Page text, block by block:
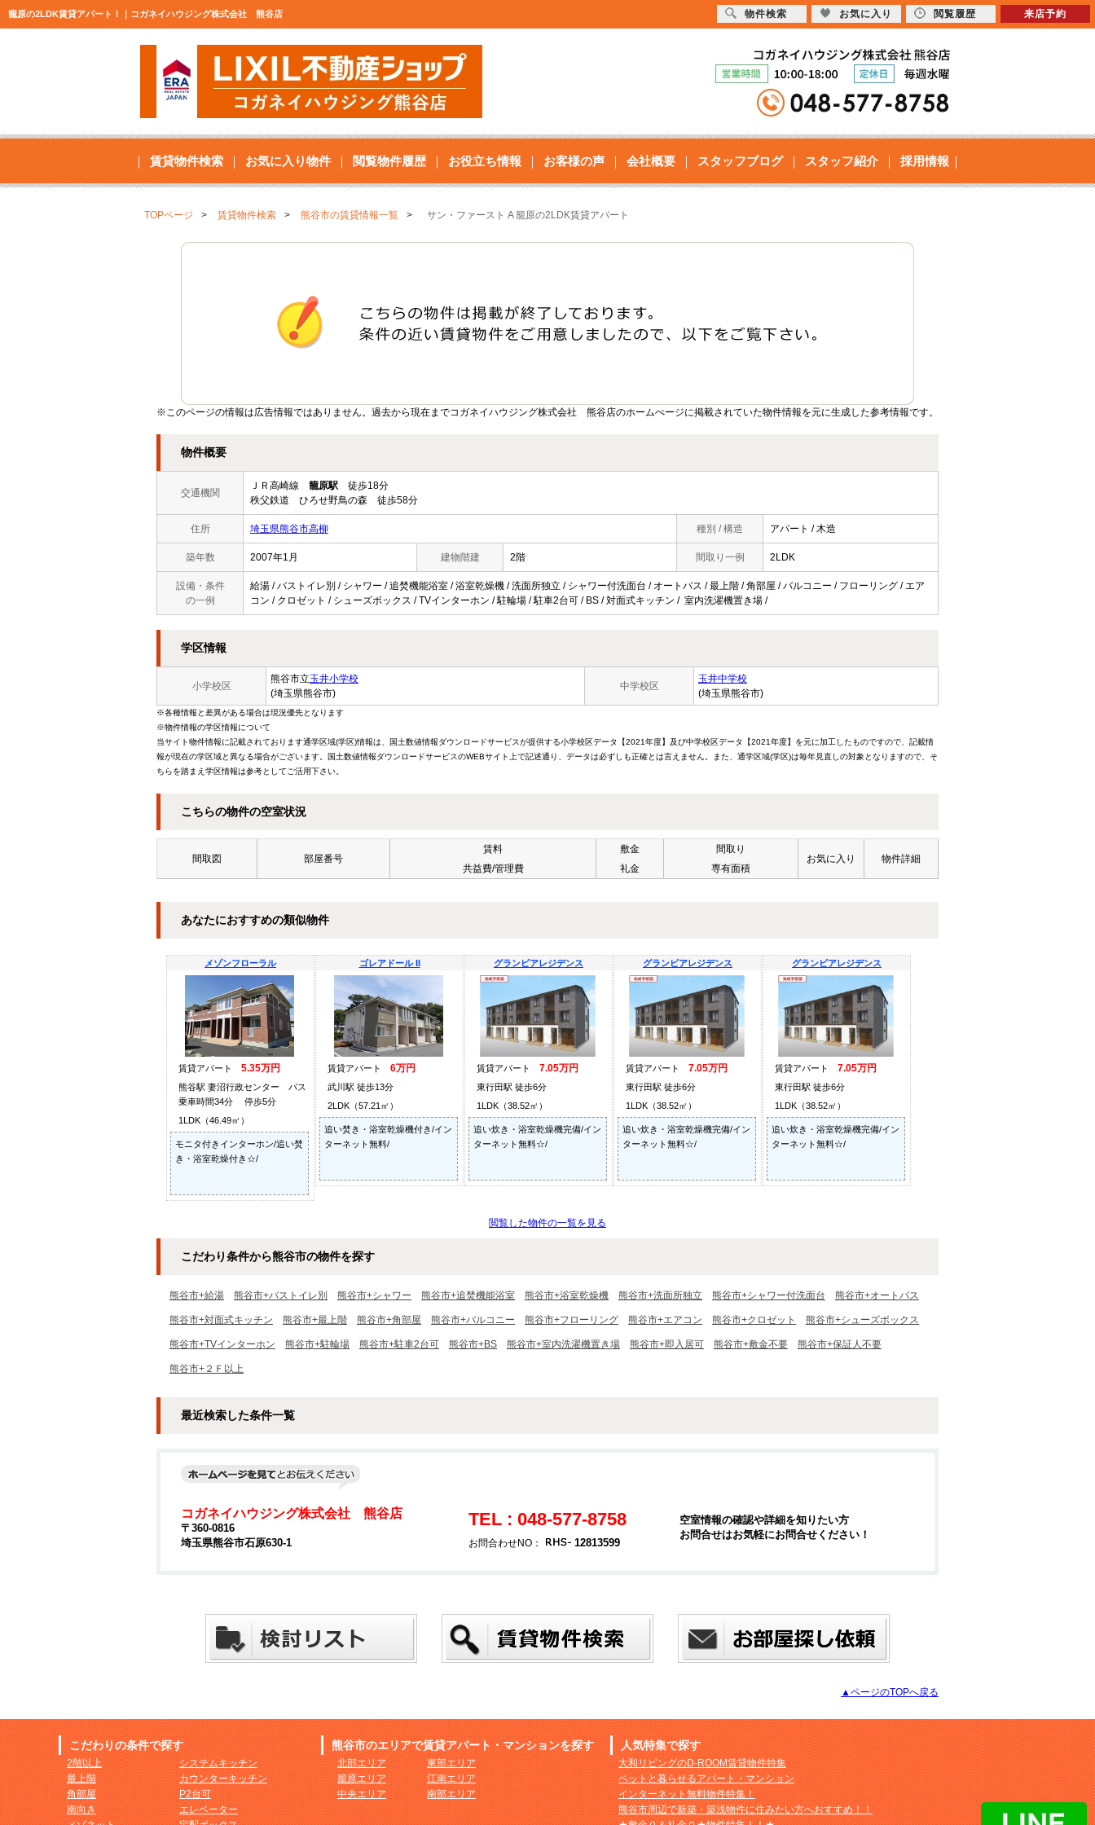
籠原の2LDK賃貸アパート！｜コガネイハウジング株式会社 熊谷店
賃貸物件検索 お気に入り物件 閲覧物件履歴 お役立ち情報 お客様の声 会社概要 スタッフブログ スタッフ紹介 採用情報
TOPページ 賃貸物件検索 熊谷市の賃貸情報一覧 サン・ファースト A 籠原の2LDK賃貸アパート
※このページの情報は広告情報ではありません。過去から現在までコガネイハウジング株式会社 熊谷店のホームぺージに掲載されていた物件情報を元に生成した参考情報です。
物件概要
交通機関
ＪＲ高崎線 籠原駅 徒歩18分
秩父鉄道 ひろせ野鳥の森 徒歩58分
住所 埼玉県熊谷市高柳 種別 / 構造 アパート / 木造
築年数 2007年1月 建物階建 2階 間取り一例 2LDK
設備・条件
の一例
給湯 / バストイレ別 / シャワー / 追焚機能浴室 / 浴室乾燥機 / 洗面所独立 / シャワー付洗面台 / オートバス / 最上階 / 角部屋 / バルコニー / フローリング / エア
コン / クロゼット / シューズボックス / TVインターホン / 駐輪場 / 駐車2台可 / BS / 対面式キッチン / 室内洗濯機置き場 /
学区情報
小学校区
熊谷市立玉井小学校
(埼玉県熊谷市)
中学校区
玉井中学校
(埼玉県熊谷市)
※各種情報と差異がある場合は現況優先となります
※物件情報の学区情報について
当サイト物件情報に記載されております通学区域(学区)情報は、国土数値情報ダウンロードサービスが提供する小学校区データ【2021年度】及び中学校区データ【2021年度】を元に加工したものですので、記載情
報が現在の学区域と異なる場合がございます。国土数値情報ダウンロードサービスのWEBサイト上で記述通り、データは必ずしも正確とは言えません。また、通学区域(学区)は毎年見直しの対象となりますので、そ
ちらを踏まえ学区情報は参考としてご活用下さい。
こちらの物件の空室状況
間取図 部屋番号
賃料
共益費/管理費
敷金
礼金
間取り
専有面積
お気に入り 物件詳細
あなたにおすすめの類似物件
メゾンフローラル
賃貸アパート 5.35万円
熊谷駅 妻沼行政センター バス
乗車時間34分 停歩5分
1LDK（46.49㎡）
モニタ付きインターホン/追い焚
き・浴室乾燥付き☆/
ゴレアドール II
賃貸アパート 6万円
武川駅 徒歩13分
2LDK（57.21㎡）
追い焚き・浴室乾燥機付き/イン
ターネット無料/
グランビアレジデンス
賃貸アパート 7.05万円
東行田駅 徒歩6分
1LDK（38.52㎡）
追い炊き・浴室乾燥機完備/イン
ターネット無料☆/
グランビアレジデンス
賃貸アパート 7.05万円
東行田駅 徒歩6分
1LDK（38.52㎡）
追い炊き・浴室乾燥機完備/イン
ターネット無料☆/
グランビアレジデンス
賃貸アパート 7.05万円
東行田駅 徒歩6分
1LDK（38.52㎡）
追い炊き・浴室乾燥機完備/イン
ターネット無料☆/
閲覧した物件の一覧を見る
こだわり条件から熊谷市の物件を探す
熊谷市+給湯 熊谷市+バストイレ別 熊谷市+シャワー 熊谷市+追焚機能浴室 熊谷市+浴室乾燥機 熊谷市+洗面所独立 熊谷市+シャワー付洗面台 熊谷市+オートバス
熊谷市+対面式キッチン 熊谷市+最上階 熊谷市+角部屋 熊谷市+バルコニー 熊谷市+フローリング 熊谷市+エアコン 熊谷市+クロゼット 熊谷市+シューズボックス
熊谷市+TVインターホン 熊谷市+駐輪場 熊谷市+駐車2台可 熊谷市+BS 熊谷市+室内洗濯機置き場 熊谷市+即入居可 熊谷市+敷金不要 熊谷市+保証人不要
熊谷市+２Ｆ以上
最近検索した条件一覧
コガネイハウジング株式会社 熊谷店
〒360-0816
埼玉県熊谷市石原630-1
TEL : 048-577-8758
お問合わせNO： 12813599
空室情報の確認や詳細を知りたい方
お問合せはお気軽にお問合せください！
▲ページのTOPへ戻る
こだわりの条件で探す
2階以上
最上階
角部屋
南向き
システムキッチン
カウンターキッチン
P2台可
エレベーター
熊谷市のエリアで賃貸アパート・マンションを探す
北部エリア
籠原エリア
中央エリア
東部エリア
江南エリア
南部エリア
人気特集で探す
大和リビングのD-ROOM賃貸物件特集
ペットと暮らせるアパート・マンション
インターネット無料物件特集！
熊谷市周辺で新築・築浅物件に住みたい方へおすすめ！！
物件検索 お気に入り 閲覧履歴 来店予約